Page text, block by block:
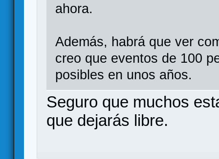
ahora.
Además, habrá que ver
creo que eventos de 100
posibles en unos años.
Seguro que muchos
que dejarás libre.